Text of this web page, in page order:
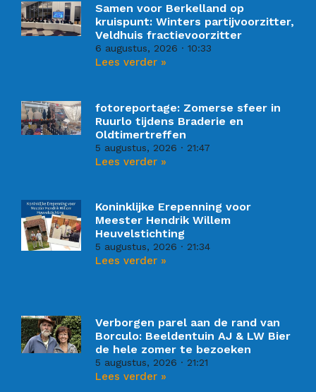
Samen voor Berkelland op
kruispunt: Winters partijvoorzitter,
Veldhuis fractievoorzitter
6 augustus, 2026 10:33
Lees verder »
fotoreportage: Zomerse sfeer in
Ruurlo tijdens Braderie en
Oldtimertreffen
5 augustus, 2026 21:47
Lees verder »
Koninklijke Erepenning voor
Meester Hendrik Willem
Heuvelstichting
5 augustus, 2026 21:34
Lees verder »
Verborgen parel aan de rand van
Borculo: Beeldentuin AJ & LW Bier
de hele zomer te bezoeken
5 augustus, 2026 21:21
Lees verder »